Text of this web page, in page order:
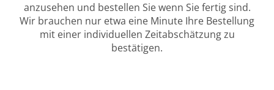
anzusehen und bestellen Sie wenn Sie fertig sind.
Wir brauchen nur etwa eine Minute Ihre Bestellung
mit einer individuellen Zeitabschätzung zu
bestätigen.